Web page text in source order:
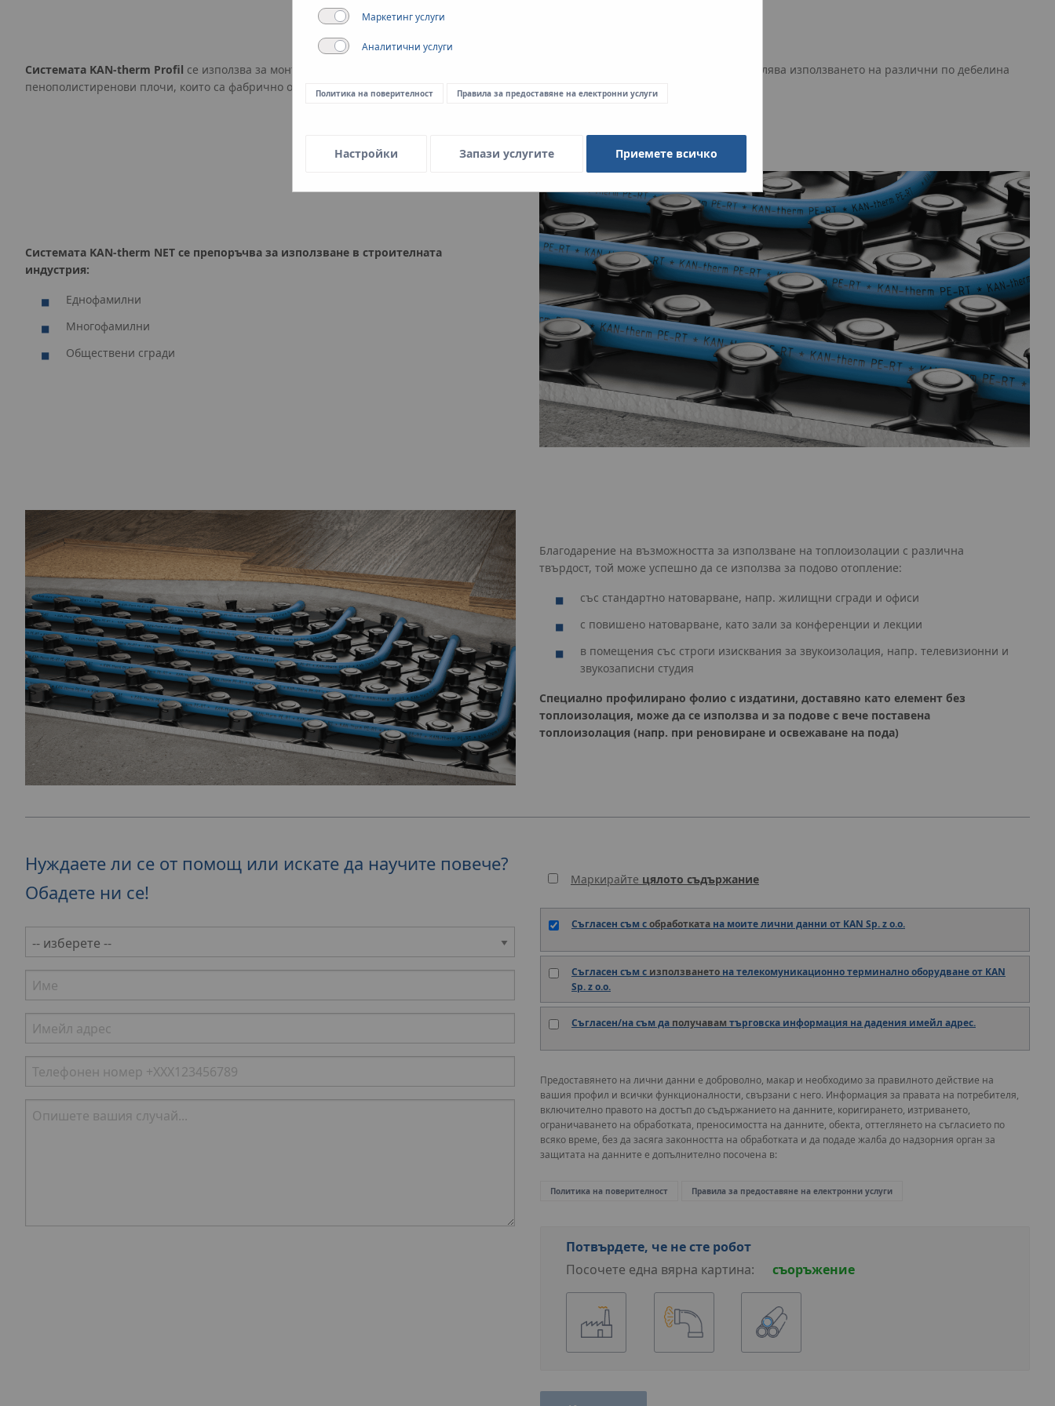
Системата KAN-therm Profil се използва за монтаж на системи за подово отопление и охлаждане, изпълнени по мокър метод. Позволява използването на различни по дебелина
пенополистиренови плочи, които са фабрично оборудвани със система за закрепване на отоплителните тръби.
Системата KAN-therm NET се препоръчва за използване в строителната
индустрия:
Еднофамилни
Многофамилни
Обществени сгради
Благодарение на възможността за използване на топлоизолации с различна
твърдост, той може успешно да се използва за подово отопление:
със стандартно натоварване, напр. жилищни сгради и офиси
с повишено натоварване, като зали за конференции и лекции
в помещения със строги изисквания за звукоизолация, напр. телевизионни и
звукозаписни студия
Специално профилирано фолио с издатини, доставяно като елемент без
топлоизолация, може да се използва и за подове с вече поставена
топлоизолация (напр. при реновиране и освежаване на пода)
Нуждаете ли се от помощ или искате да научите повече?
Обадете ни се!
Маркирайте цялото съдържание
Съгласен съм собработката на моите лични данни от KAN Sp. z o.o.
Съгласен съм с използването на телекомуникационно терминално оборудване от KAN
Sp. z o.o.
Съгласен/на съм да получавам търговска информация на дадения имейл адрес.
Предоставянето на лични данни е доброволно, макар и необходимо за правилното действие на
вашия профил и всички функционалности, свързани с него. Информация за правата на потребителя,
включително правото на достъп до съдържанието на данните, коригирането, изтриването,
ограничаването на обработката, преносимостта на данните, обекта, оттеглянето на съгласието по
всяко време, без да засяга законността на обработката и да подаде жалба до надзорния орган за
защитата на данните е допълнително посочена в:
Политика на поверителност Правила за предоставяне на електронни услуги
Потвърдете, че не сте робот
Посочете една вярна картина:
съоръжение
Маркетинг услуги
Аналитични услуги
Политика на поверителност Правила за предоставяне на електронни услуги
Настройки Запази услугите Приемете всичко